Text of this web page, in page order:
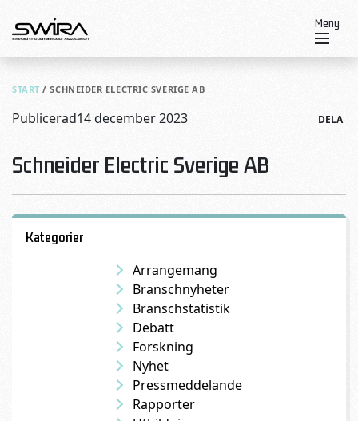
Meny
START / SCHNEIDER ELECTRIC SVERIGE AB
Publicerad14 december 2023 DELA
Schneider Electric Sverige AB
Kategorier
Arrangemang
Branschnyheter
Branschstatistik
Debatt
Forskning
Nyhet
Pressmeddelande
Rapporter